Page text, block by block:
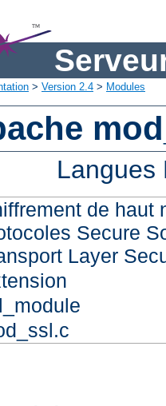
> Version 2.4 > Modules
de haut
Secure
Layer